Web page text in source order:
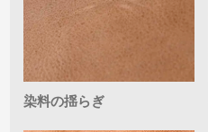
染料の揺らぎ